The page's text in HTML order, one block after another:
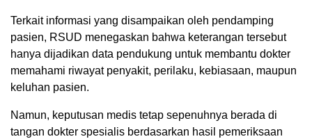
Terkait informasi yang disampaikan oleh pendamping
pasien, RSUD menegaskan bahwa keterangan tersebut
hanya dijadikan data pendukung untuk membantu dokter
memahami riwayat penyakit, perilaku, kebiasaan, maupun
keluhan pasien.
Namun, keputusan medis tetap sepenuhnya berada di
tangan dokter spesialis berdasarkan hasil pemeriksaan